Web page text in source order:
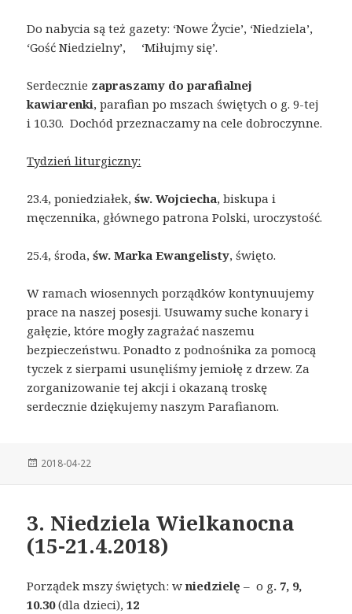
Do nabycia są też gazety: ‘Nowe Życie’, ‘Niedziela’,
‘Gość Niedzielny’, ‘Miłujmy się’.
Serdecznie zapraszamy do parafialnej
kawiarenki, parafian po mszach świętych o g. 9-tej
i 10.30. Dochód przeznaczamy na cele dobroczynne.
Tydzień liturgiczny:
23.4, poniedziałek,św. Wojciecha, biskupa i
męczennika, głównego patrona Polski, uroczystość.
25.4, środa,św. Marka Ewangelisty, święto.
W ramach wiosennych porządków kontynuujemy
prace na naszej posesji. Usuwamy suche konary i
gałęzie, które mogły zagrażać naszemu
bezpieczeństwu. Ponadto z podnośnika za pomocą
tyczek z sierpami usunęliśmy jemiołę z drzew. Za
zorganizowanie tej akcji i okazaną troskę
serdecznie dziękujemy naszym Parafianom.
Posted
2018-04-22
3. Niedziela Wielkanocna
(15-21.4.2018)
Porządek mszy świętych: wniedzielę – o g. 7, 9,
10.30(dla dzieci),12